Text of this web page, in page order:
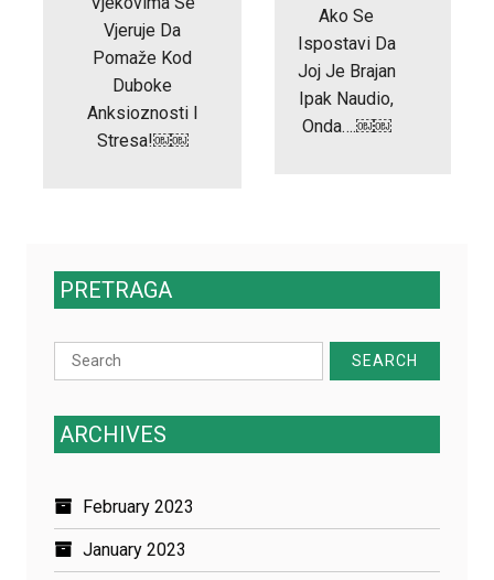
Vjeruje Da
Pomaže Kod
Duboke
Anksioznosti I
Stresa!￼￼
Ako Se
Ispostavi Da
Joj Je Brajan
Ipak Naudio,
Onda….￼￼
PRETRAGA
Search
for:
ARCHIVES
February 2023
January 2023